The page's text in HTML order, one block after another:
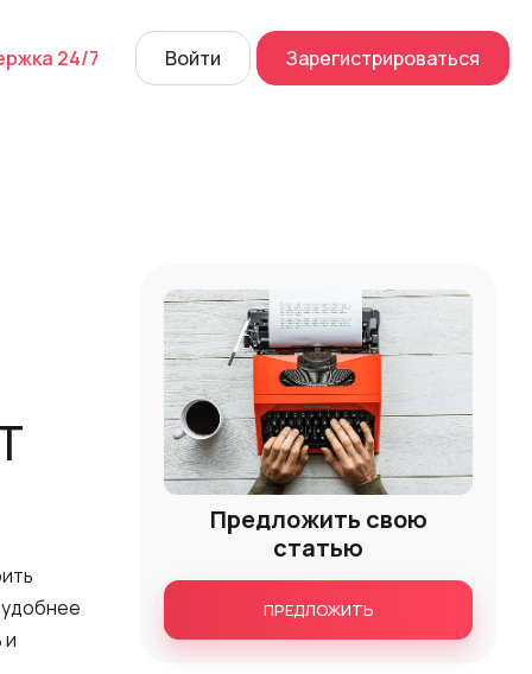
24/7 Войти Зарегистрироваться
и
Предложить свою
статью
ПРЕДЛОЖИТЬ